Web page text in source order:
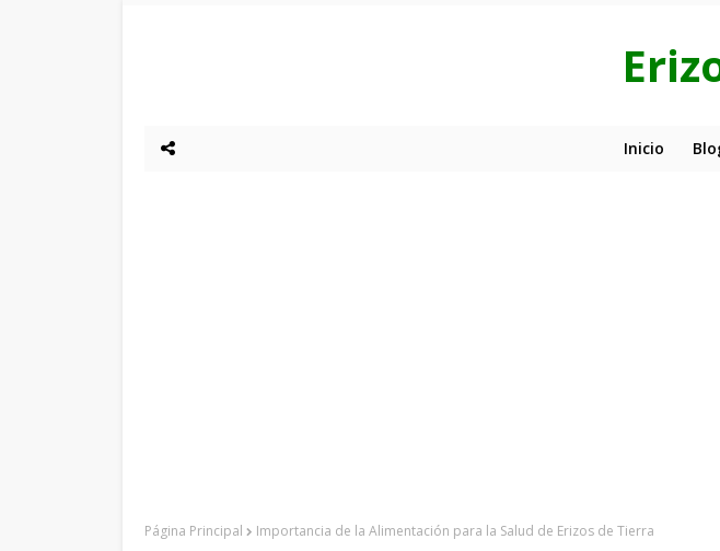
Inicio
Página Principal Importancia de la Alimentación para la Salud de Erizos de Tierra